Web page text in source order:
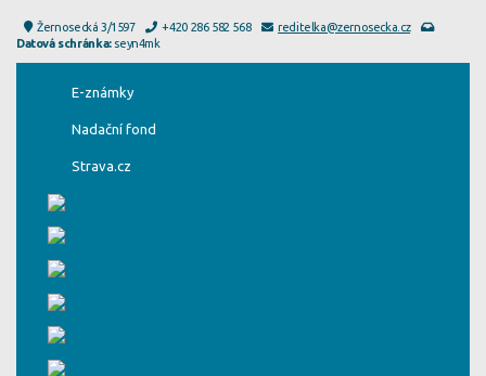
Žernosecká 3/1597 +420 286 582 568
reditelka@zernosecka.cz
Datová schránka:seyn4mk
E-známky
Nadační fond
Strava.cz